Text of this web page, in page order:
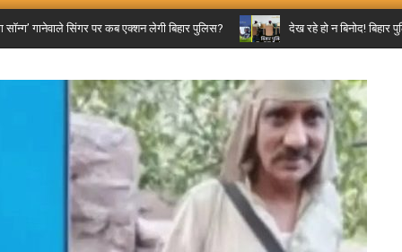
सिंगर पर कब एक्शन लेगी बिहार पुलिस? देख रहे हो न बिनोद! बिहार